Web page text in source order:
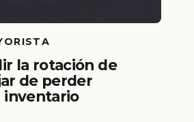
la rotación de
de perder
inventario